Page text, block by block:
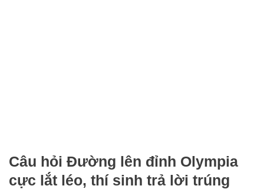
Câu hỏi Đường lên đỉnh Olympia
cực lắt léo, thí sinh trả lời trúng